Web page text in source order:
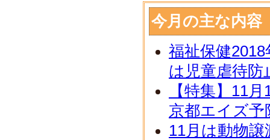
今月の主な内容
福祉保健
は児童虐待防
【特集】11
京都エイズ予
11月は動物